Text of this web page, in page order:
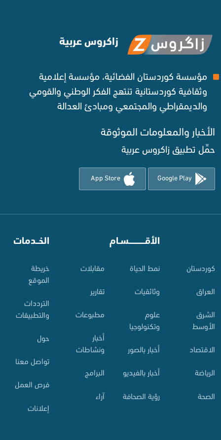
زاكروس عربية
مؤسسة كوردستان الفضائية، مؤسسة إعلامية
وثقافية كوردستانية تنتهج الفكر الوطني والقومي
والديمقراطي والمجتمعي ومبادئ العدالة ‌
الأخبار والمعلومات الموثوقة‌
حمِّل تطبيق زاكروس عربية
Google Play
App Store
کوردستان
العراق
الشرق
الأوسط
الاقتصاد
الرياضة
الصحة
الأقـــــــــــسـام
نمط الحياة
وثائقيات
علوم
وتكنولوجيا
أخبار بالصور
أخبار بالفيديو
رؤية الصحافة
مقابلات
تقارير
مطبوعات
أخبار
ونشاطات
البرامج
آراء
الخــدمات
خريطة
الموقع
الترددات
والتطبيقات
حول
تواصل معنا
فرص العمل
إعلانات